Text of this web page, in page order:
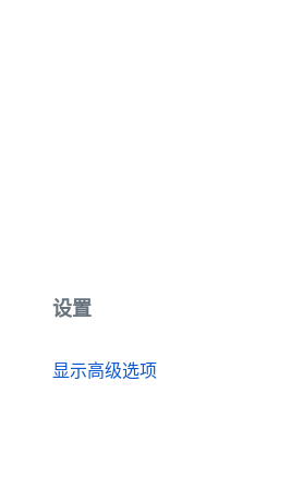
设置
显示高级选项